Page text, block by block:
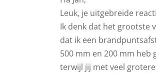
Leuk, je uitgebreide
Ik denk dat het grootste
dat ik een
500 mm en 200 mm heb
terwijl jij met veel